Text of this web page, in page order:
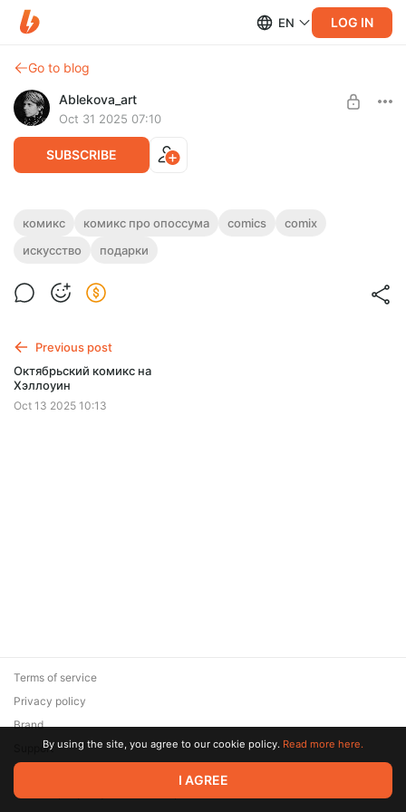
EN LOG IN
Go to blog
Ablekova_art
Oct 31 2025 07:10
SUBSCRIBE
Короткий комикс про опоссума
Пятистраничный комикс про то как опоссум выбирал
комикс комикс про опоссума comics
comix
искусство
подарки
Previous post
Октябрьский комикс на
Хэллоуин
Oct 13 2025 10:13
© 2026 Zaya Solutions Limited. All rights reserved. All trademarks
are the property of their respective owners.
Terms of service
Privacy policy
Brand
SupportBy using the site, you agree to our cookie policy. Read more here.
I AGREE